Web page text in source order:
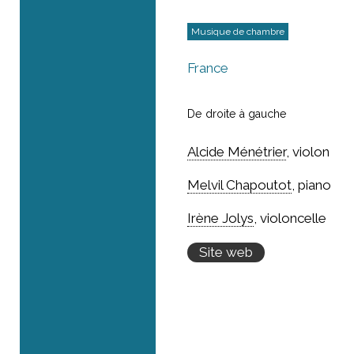
Musique de chambre
France
De droite à gauche
Alcide Ménétrier, violon
Melvil Chapoutot, piano
Irène Jolys, violoncelle
Site web